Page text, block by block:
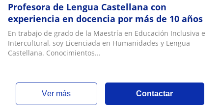
Profesora de Lengua Castellana con
experiencia en docencia por más de 10 años
En trabajo de grado de la Maestría en Educación Inclusiva e
Intercultural, soy Licenciada en Humanidades y Lengua
Castellana. Conocimientos...
ver más Contactar